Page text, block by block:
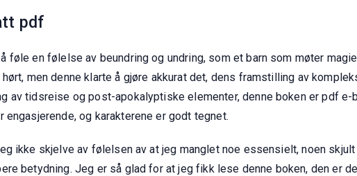
pdf
føle en følelse av beundring og undring, som et barn som møter
men denne klarte å gjøre akkurat det, dens framstilling av
av tidsreise og post-apokalyptiske elementer, denne boken er pdf
engasjerende, og karakterene er godt tegnet.
ikke skjelve av følelsen av at jeg manglet noe essensielt, noen
betydning. Jeg er så glad for at jeg fikk lese denne boken, den er